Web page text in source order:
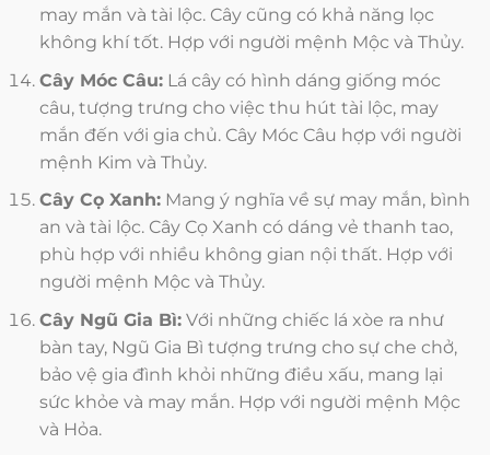
may mắn và tài lộc. Cây cũng có khả năng lọc
không khí tốt. Hợp với người mệnh Mộc và Thủy.
Cây Móc Câu:Lá cây có hình dáng giống móc
câu, tượng trưng cho việc thu hút tài lộc, may
mắn đến với gia chủ. Cây Móc Câu hợp với người
mệnh Kim và Thủy.
Cây Cọ Xanh:Mang ý nghĩa về sự may mắn, bình
an và tài lộc. Cây Cọ Xanh có dáng vẻ thanh tao,
phù hợp với nhiều không gian nội thất. Hợp với
người mệnh Mộc và Thủy.
Cây Ngũ Gia Bì:Với những chiếc lá xòe ra như
bàn tay, Ngũ Gia Bì tượng trưng cho sự che chở,
bảo vệ gia đình khỏi những điều xấu, mang lại
sức khỏe và may mắn. Hợp với người mệnh Mộc
và Hỏa.